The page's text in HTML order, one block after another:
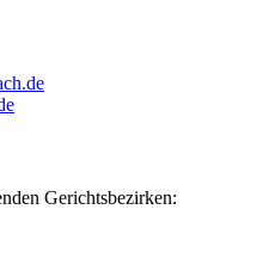
Gerichtsbezirken: